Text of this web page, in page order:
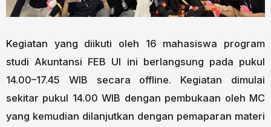
Kegiatan yang diikuti oleh 16 mahasiswa program
studi Akuntansi FEB UI ini berlangsung pada pukul
14.00–17.45 WIB secara offline. Kegiatan dimulai
sekitar pukul 14.00 WIB dengan pembukaan oleh MC
yang kemudian dilanjutkan dengan pemaparan materi